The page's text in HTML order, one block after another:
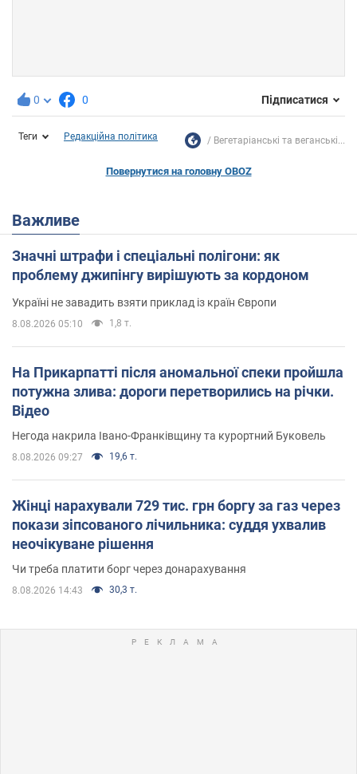
0 0 Підписатися
Теги Редакційна політика Вегетаріанські та веганські...
Повернутися на головну OBOZ
Важливе
Значні штрафи і спеціальні полігони: як
проблему джипінгу вирішують за кордоном
Україні не завадить взяти приклад із країн Європи
8.08.2026 05:10 1,8 т.
На Прикарпатті після аномальної спеки пройшла
потужна злива: дороги перетворились на річки.
Відео
Негода накрила Івано-Франківщину та курортний Буковель
8.08.2026 09:27 19,6 т.
Жінці нарахували 729 тис. грн боргу за газ через
покази зіпсованого лічильника: суддя ухвалив
неочікуване рішення
Чи треба платити борг через донарахування
8.08.2026 14:43 30,3 т.